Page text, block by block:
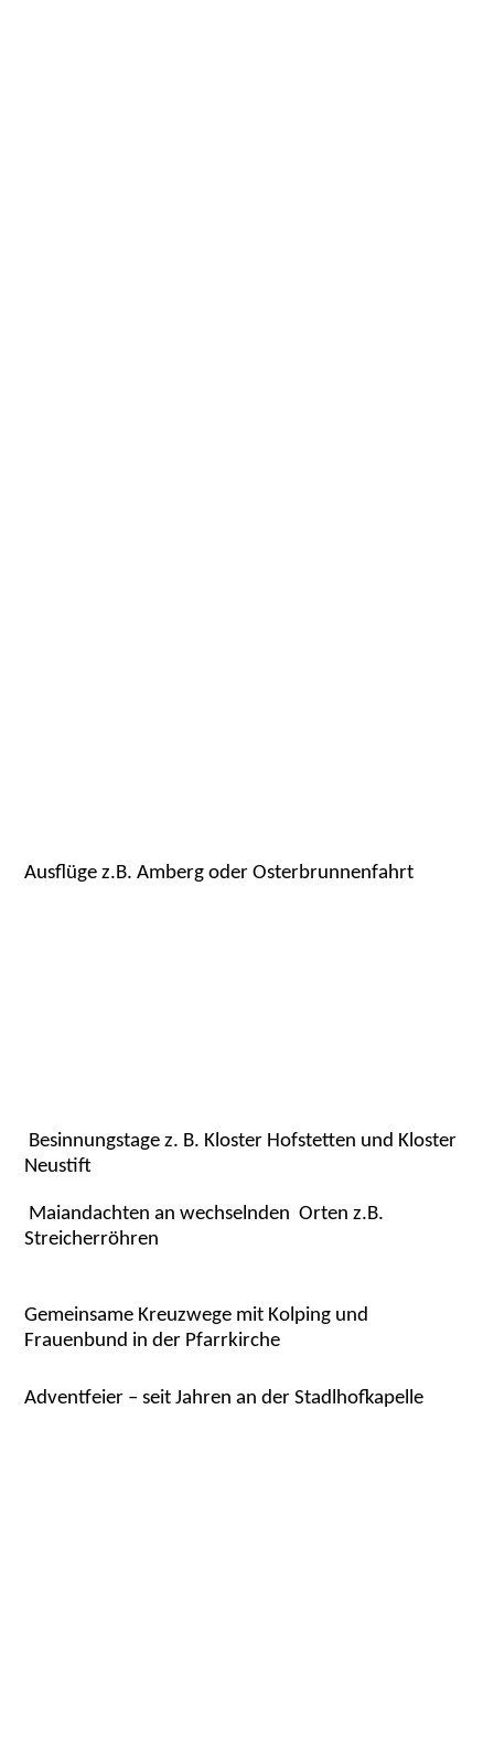
Ausflüge z.B. Amberg oder Osterbrunnenfahrt
Besinnungstage z. B. Kloster Hofstetten und Kloster
Neustift
Maiandachten an wechselnden Orten z.B.
Streicherröhren
Gemeinsame Kreuzwege mit Kolping und
Frauenbund in der Pfarrkirche
Adventfeier – seit Jahren an der Stadlhofkapelle